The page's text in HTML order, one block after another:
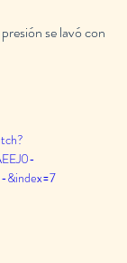
se lavó con
&index=7